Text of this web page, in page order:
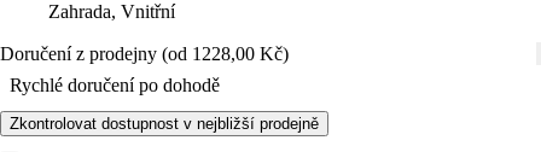
Zahrada, Vnitřní
Doručení z prodejny (od 1228,00 Kč)
Rychlé doručení po dohodě
Zkontrolovat dostupnost v nejbližší prodejně